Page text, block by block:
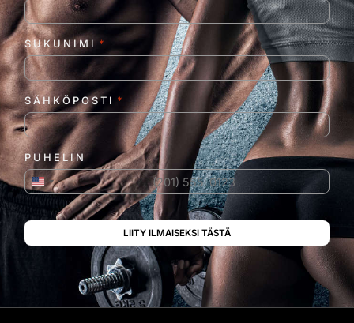
SUKUNIMI *
SÄHKÖPOSTI *
PUHELIN
Yhdysvallat +1